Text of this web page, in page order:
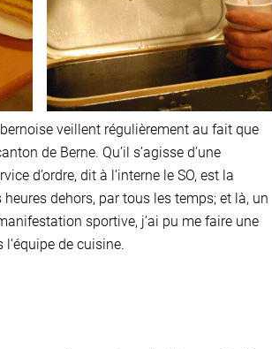
veillent régulièrement au fait que
de Berne. Qu’il s’agisse d’une
d’ordre, dit à l’interne le SO, est la
dehors, par tous les temps; et là, un
sportive, j’ai pu me faire une
de cuisine.